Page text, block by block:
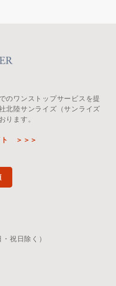
のワンストップサービスを提
北陸サンライズ（サンライズ
ります。
ト ＞＞＞
祝日除く）